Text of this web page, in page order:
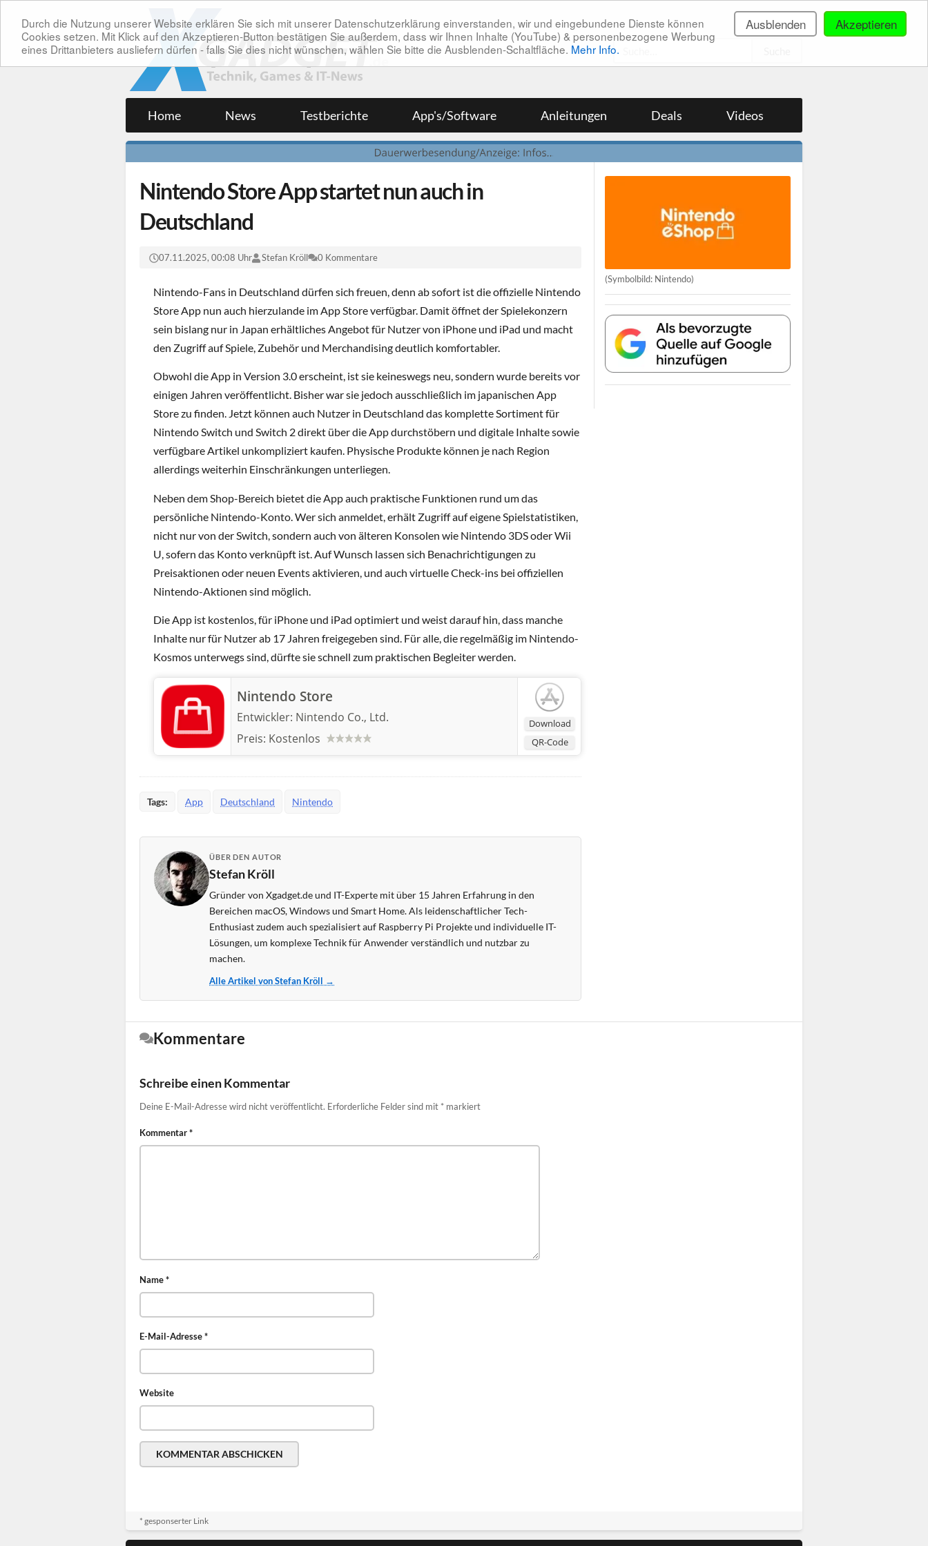
Akzeptieren
Ausblenden
Durch die Nutzung unserer Website erklären Sie sich mit unserer Datenschutzerklärung einverstanden, wir und eingebundene Dienste können
Cookies setzen. Mit Klick auf den Akzeptieren-Button bestätigen Sie außerdem, dass wir Ihnen Inhalte (YouTube) & personenbezogene Werbung
eines Drittanbieters ausliefern dürfen - falls Sie dies nicht wünschen, wählen Sie bitte die Ausblenden-Schaltfläche. Mehr Info.
Home News Testberichte App's/Software Anleitungen Deals Videos
Nintendo Store App startet nun auch in
Deutschland
07.11.2025, 00:08 Uhr Stefan Kröll 0 Kommentare
Nintendo-Fans in Deutschland dürfen sich freuen, denn ab sofort ist die offizielle Nintendo
Store App nun auch hierzulande im App Store verfügbar. Damit öffnet der Spielekonzern
sein bislang nur in Japan erhältliches Angebot für Nutzer von iPhone und iPad und macht
den Zugriff auf Spiele, Zubehör und Merchandising deutlich komfortabler.
Obwohl die App in Version 3.0 erscheint, ist sie keineswegs neu, sondern wurde bereits vor
einigen Jahren veröffentlicht. Bisher war sie jedoch ausschließlich im japanischen App
Store zu finden. Jetzt können auch Nutzer in Deutschland das komplette Sortiment für
Nintendo Switch und Switch 2 direkt über die App durchstöbern und digitale Inhalte sowie
verfügbare Artikel unkompliziert kaufen. Physische Produkte können je nach Region
allerdings weiterhin Einschränkungen unterliegen.
Neben dem Shop-Bereich bietet die App auch praktische Funktionen rund um das
persönliche Nintendo-Konto. Wer sich anmeldet, erhält Zugriff auf eigene Spielstatistiken,
nicht nur von der Switch, sondern auch von älteren Konsolen wie Nintendo 3DS oder Wii
U, sofern das Konto verknüpft ist. Auf Wunsch lassen sich Benachrichtigungen zu
Preisaktionen oder neuen Events aktivieren, und auch virtuelle Check-ins bei offiziellen
Nintendo-Aktionen sind möglich.
Die App ist kostenlos, für iPhone und iPad optimiert und weist darauf hin, dass manche
Inhalte nur für Nutzer ab 17 Jahren freigegeben sind. Für alle, die regelmäßig im Nintendo-
Kosmos unterwegs sind, dürfte sie schnell zum praktischen Begleiter werden.
Download
QR-Code
Nintendo Store
Entwickler: Nintendo Co., Ltd.
Preis: Kostenlos
Tags: App Deutschland Nintendo
ÜBER DEN AUTOR
Stefan Kröll
Gründer von Xgadget.de und IT-Experte mit über 15 Jahren Erfahrung in den
Bereichen macOS, Windows und Smart Home. Als leidenschaftlicher Tech-
Enthusiast zudem auch spezialisiert auf Raspberry Pi Projekte und individuelle IT-
Lösungen, um komplexe Technik für Anwender verständlich und nutzbar zu
machen.
Alle Artikel von Stefan Kröll →
(Symbolbild: Nintendo)
Kommentare
Schreibe einen Kommentar
Deine E-Mail-Adresse wird nicht veröffentlicht. Erforderliche Felder sind mit * markiert
Kommentar*
Name*
E-Mail-Adresse*
Website
* gesponserter Link